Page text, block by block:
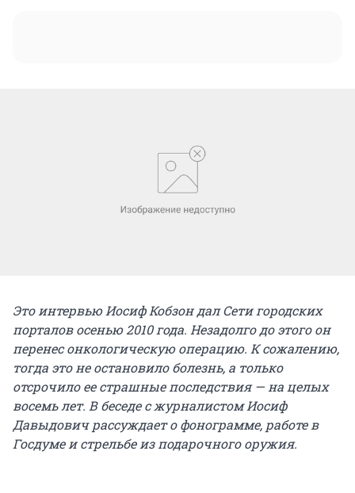
Это интервью Иосиф Кобзон дал Сети городских
порталов осенью 2010 года. Незадолго до этого он
перенес онкологическую операцию. К сожалению,
тогда это не остановило болезнь, а только
отсрочило ее страшные последствия — на целых
восемь лет. В беседе с журналистом Иосиф
Давыдович рассуждает о фонограмме, работе в
Госдуме и стрельбе из подарочного оружия.